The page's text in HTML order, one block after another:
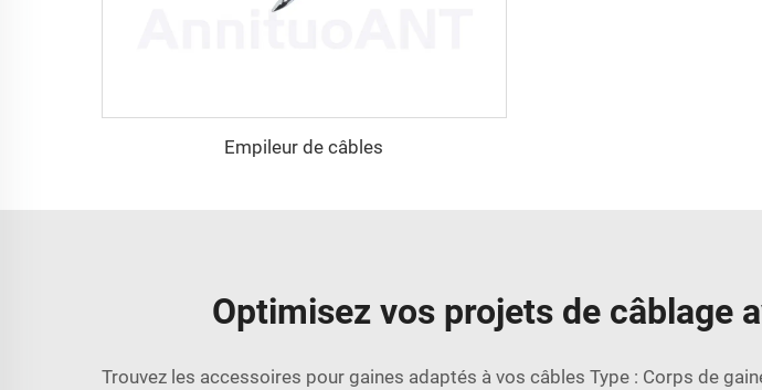
Empileur de câbles
Optimisez vos projets de câblage
Trouvez les accessoires pour gaines adaptés à vos câbles Type : Corps de